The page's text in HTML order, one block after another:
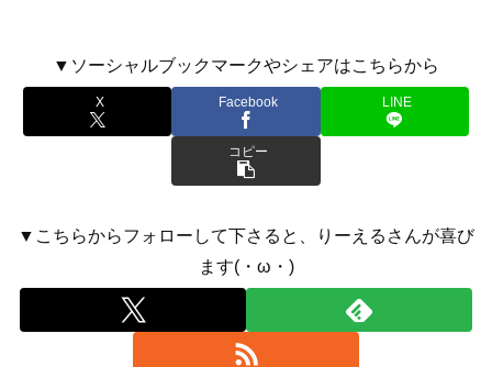
▼ソーシャルブックマークやシェアはこちらから
X Facebook LINE
コピー
▼こちらからフォローして下さると、りーえるさんが喜び
ます(・ω・)